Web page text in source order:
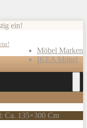
ein!
Möbel Marken
IKEA Möbel
Ca. 135×300 Cm